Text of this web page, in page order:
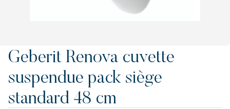
Geberit Renova cuvette
suspendue pack siège
standard 48 cm